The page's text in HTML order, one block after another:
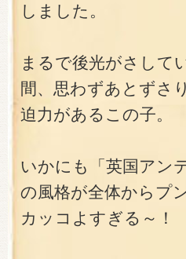
しました。
まるで後光がさして
間、思わずあとずさ
迫力があるこの子。
いかにも「英国アン
の風格が全体からプ
カッコよすぎる～！